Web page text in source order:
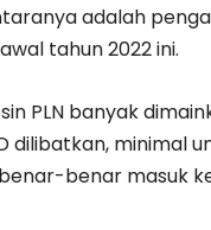
adalah
tahun 2022 ini.
PLN banyak
dilibatkan, minimal
benar masuk ke